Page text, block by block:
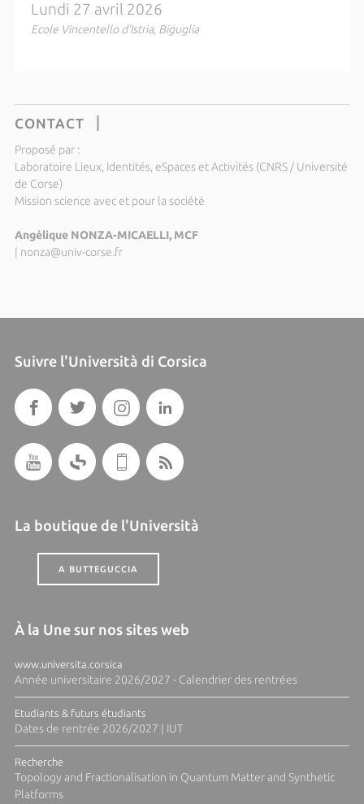
Lundi 27 avril 2026
Ecole Vincentello d'Istria, Biguglia
CONTACT
Proposé par :
Laboratoire Lieux, Identités, eSpaces et Activités (CNRS / Université
de Corse)
Mission science avec et pour la société
Angélique NONZA-MICAELLI, MCF
nonza@univ-corse.fr
Suivre l'Università di Corsica
La boutique de l'Università
A BUTTEGUCCIA
À la Une sur nos sites web
www.universita.corsica
Année universitaire 2026/2027 - Calendrier des rentrées
Etudiants & futurs étudiants
Dates de rentrée 2026/2027 | IUT
Recherche
Topology and Fractionalisation in Quantum Matter and Synthetic
Platforms